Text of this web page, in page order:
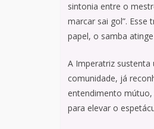
sintonia entre o
marcar sai gol”.
papel, o samba
A Imperatriz sustenta
comunidade, já
entendimento
para elevar o